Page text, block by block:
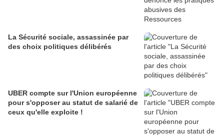
La Sécurité sociale, assassinée par
des choix politiques délibérés
UBER compte sur l'Union européenne
pour s'opposer au statut de salarié de
ceux qu'elle exploite !